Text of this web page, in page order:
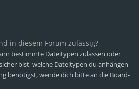
in diesem Forum zulässig?
bestimmte Dateitypen zulassen oder
bist, welche Dateitypen du anhängen
benötigst, wende dich bitte an die Board-